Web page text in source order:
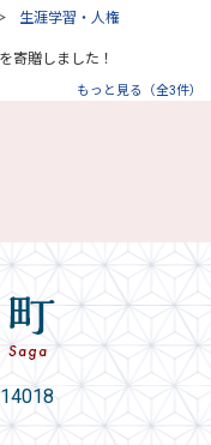
生涯学習・人権
寄贈しました！
もっと見る（全3件）